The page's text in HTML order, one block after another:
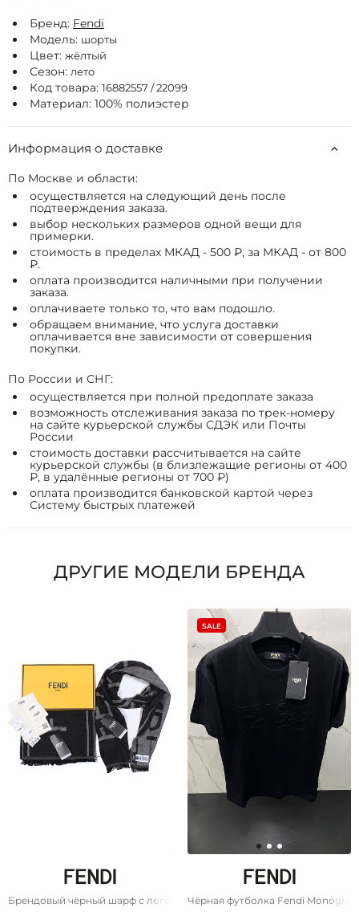
Бренд: Fendi
Модель: шорты
Цвет: жёлтый
Сезон: лето
Код товара: 16882557 / 22099
Материал: 100% полиэстер
Информация о доставке
По Москве и области:
осуществляется на следующий день после
подтверждения заказа.
выбор нескольких размеров одной вещи для
примерки.
стоимость в пределах МКАД - 500 ₽, за МКАД - от 800
₽.
оплата производится наличными при получении
заказа.
оплачиваете только то, что вам подошло.
обращаем внимание, что услуга доставки
оплачивается вне зависимости от совершения
покупки.
По России и СНГ:
осуществляется при полной предоплате заказа
возможность отслеживания заказа по трек-номеру
на сайте курьерской службы СДЭК или Почты
России
стоимость доставки рассчитывается на сайте
курьерской службы (в близлежащие регионы от 400
₽, в удалённые регионы от 700 ₽)
оплата производится банковской картой через
Систему быстрых платежей
ДРУГИЕ МОДЕЛИ БРЕНДА
Брендовый чёрный шарф с логотипом Fendi 185x35 см
SALE
Чёрная футболка Fendi